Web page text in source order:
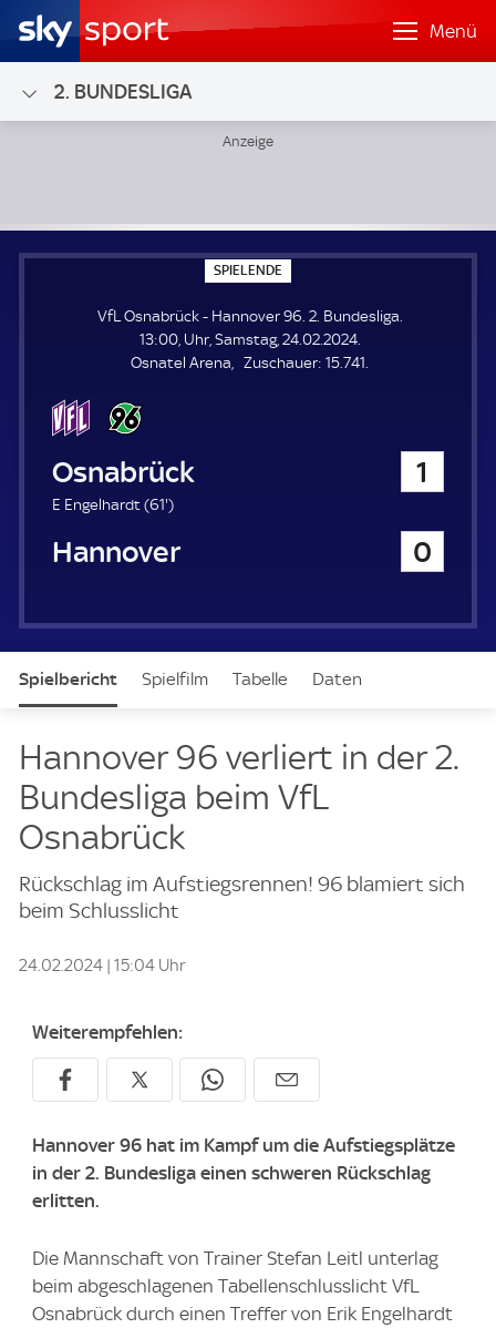
Menü
2. BUNDESLIGA
SPIELENDE
P
E
L
E
N
VfL Osnabrück - Hannover 96. 2. Bundesliga.
13:00, Uhr, Samstag, 24.02.2024.
Osnatel Arena
Zuschauer: Z
15.741.
VfL Osnabrück 1
E Engelhardt (61'6
.
e
)
Hannover 96 0
Spielbericht Spielfilm Tabelle Daten
Hannover 96 verliert in der 2.
Bundesliga beim VfL
Osnabrück
Rückschlag im Aufstiegsrennen! 96 blamiert sich
beim Schlusslicht
24.02.2024 | 15:04 Uhr
Weiterempfehlen:
Hannover 96 hat im Kampf um die Aufstiegsplätze
in der 2. Bundesliga einen schweren Rückschlag
erlitten.
Die Mannschaft von Trainer Stefan Leitl unterlag
beim abgeschlagenen Tabellenschlusslicht VfL
Osnabrück durch einen Treffer von Erik Engelhardt